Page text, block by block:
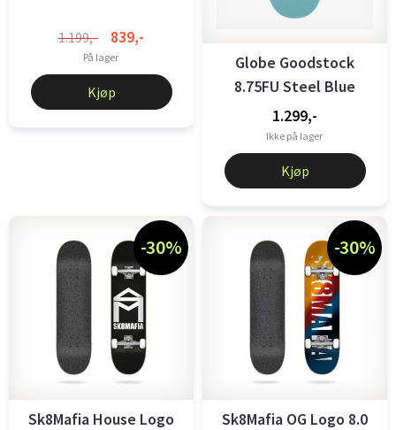
1.199,- 839,-
På lager
Kjøp
Globe Goodstock
8.75FU Steel Blue
1.299,-
Ikke på lager
Kjøp
-30%
Sk8Mafia House Logo
-30%
Sk8Mafia OG Logo 8.0